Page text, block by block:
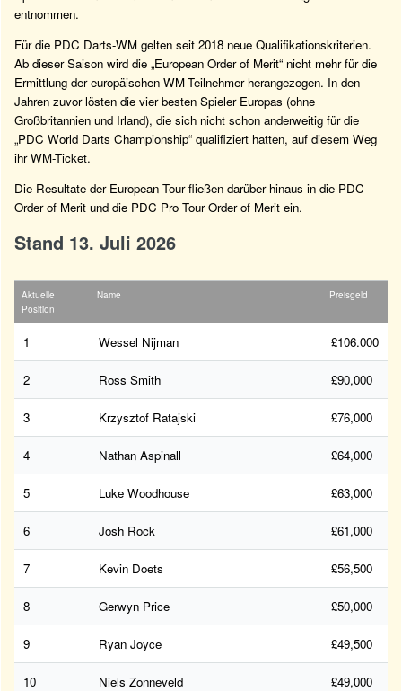
entnommen.
Für die PDC Darts-WM gelten seit 2018 neue Qualifikationskriterien.
Ab dieser Saison wird die „European Order of Merit“ nicht mehr für die
Ermittlung der europäischen WM-Teilnehmer herangezogen. In den
Jahren zuvor lösten die vier besten Spieler Europas (ohne
Großbritannien und Irland), die sich nicht schon anderweitig für die
„PDC World Darts Championship“ qualifiziert hatten, auf diesem Weg
ihr WM-Ticket.
Die Resultate der European Tour fließen darüber hinaus in die PDC
Order of Merit und die PDC Pro Tour Order of Merit ein.
Stand 13. Juli 2026
Aktuelle
Position
Name Preisgeld
1 Wessel Nijman £106.000
2 Ross Smith £90,000
3 Krzysztof Ratajski £76,000
4 Nathan Aspinall £64,000
5 Luke Woodhouse £63,000
6 Josh Rock £61,000
7 Kevin Doets £56,500
8 Gerwyn Price £50,000
9 Ryan Joyce £49,500
10 Niels Zonneveld £49,000